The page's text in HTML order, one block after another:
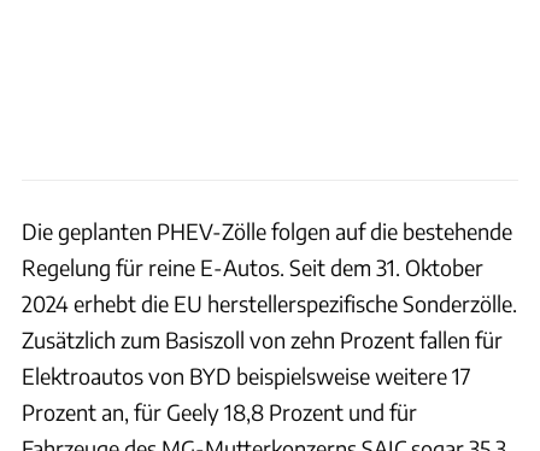
Die geplanten PHEV-Zölle folgen auf die bestehende
Regelung für reine E-Autos. Seit dem 31. Oktober
2024 erhebt die EU herstellerspezifische Sonderzölle.
Zusätzlich zum Basiszoll von zehn Prozent fallen für
Elektroautos von BYD beispielsweise weitere 17
Prozent an, für Geely 18,8 Prozent und für